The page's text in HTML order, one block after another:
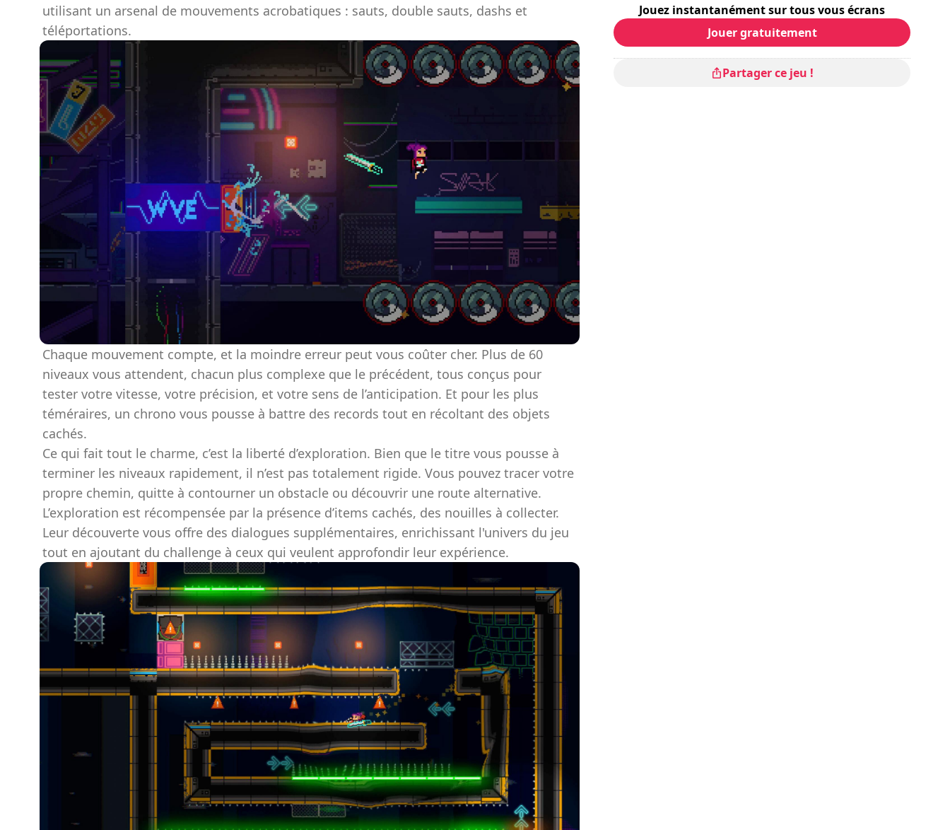
utilisant un arsenal de mouvements acrobatiques : sauts, double sauts, dashs et
téléportations.
Chaque mouvement compte, et la moindre erreur peut vous coûter cher. Plus de 60
niveaux vous attendent, chacun plus complexe que le précédent, tous conçus pour
tester votre vitesse, votre précision, et votre sens de l’anticipation. Et pour les plus
téméraires, un chrono vous pousse à battre des records tout en récoltant des objets
cachés.
Ce qui fait tout le charme, c’est la liberté d’exploration. Bien que le titre vous pousse à
terminer les niveaux rapidement, il n’est pas totalement rigide. Vous pouvez tracer votre
propre chemin, quitte à contourner un obstacle ou découvrir une route alternative.
L’exploration est récompensée par la présence d’items cachés, des nouilles à collecter.
Leur découverte vous offre des dialogues supplémentaires, enrichissant l'univers du jeu
tout en ajoutant du challenge à ceux qui veulent approfondir leur expérience.
Jouez instantanément sur tous vous écrans
Jouer gratuitement
Partager ce jeu !